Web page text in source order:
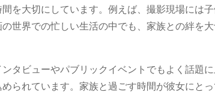
を大切にしています。例えば、撮影現場には
世界での忙しい生活の中でも、家族との絆を
タビューやパブリックイベントでもよく話題
られています。家族と過ごす時間が彼女にと